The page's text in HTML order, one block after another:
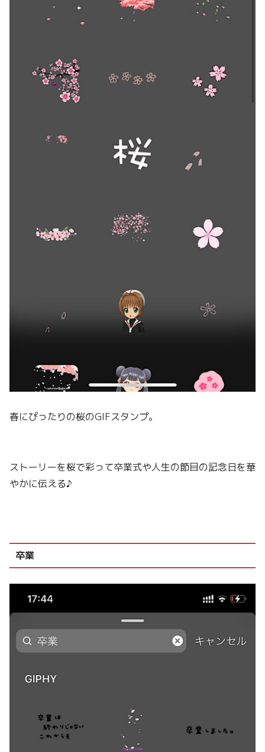
春にぴったりの桜のGIFスタンプ。
ストーリーを桜で彩って卒業式や人生の節目の記念日を華
やかに伝える♪
卒業